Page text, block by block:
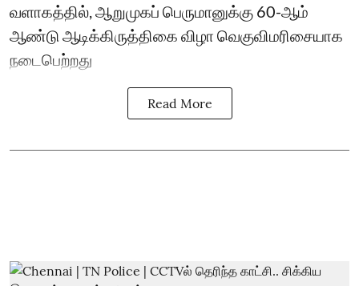
வளாகத்தில், ஆறுமுகப் பெருமானுக்கு 60-ஆம்
ஆண்டு ஆடிக்கிருத்திகை விழா வெகுவிமரிசையாக
நடைபெற்றது
Read More